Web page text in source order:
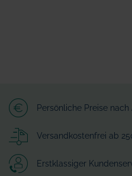
Persönliche Preise
Versandkostenfrei ab
Erstklassiger